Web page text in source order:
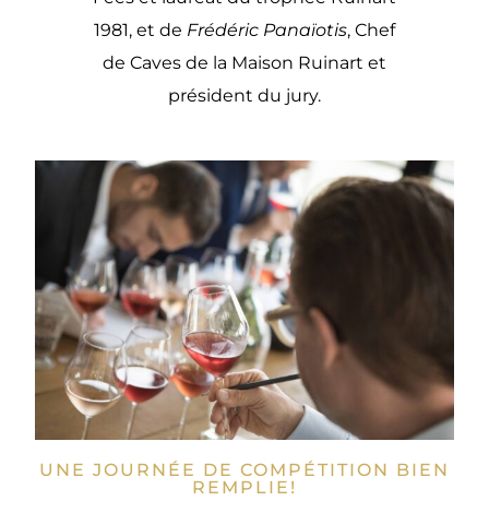
1981, et de Frédéric Panaïotis, Chef
de Caves de la Maison Ruinart et
président du jury.
UNE JOURNÉE DE COMPÉTITION BIEN
REMPLIE!